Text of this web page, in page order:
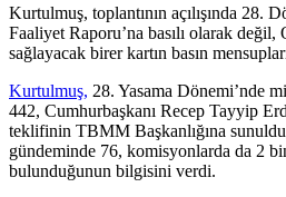
Kurtulmuş, toplantının açılışında 28.
Faaliyet Raporu’na basılı olarak
sağlayacak birer kartın basın
Kurtulmuş, 28. Yasama Dönemi’nde
442, Cumhurbaşkanı Recep Tayyip
teklifinin TBMM Başkanlığına
gündeminde 76, komisyonlarda da 2
bulunduğunun bilgisini verdi.